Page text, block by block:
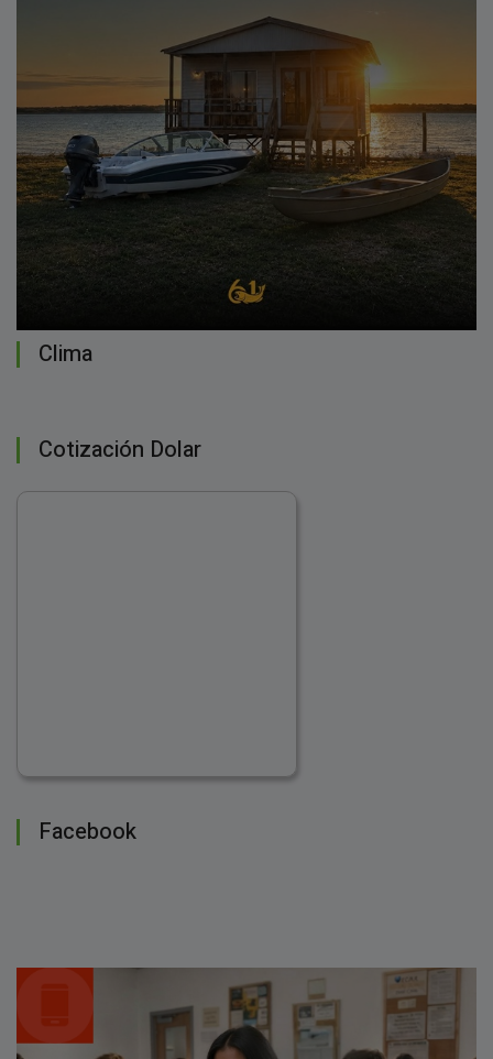
Clima
Cotización Dolar
Facebook